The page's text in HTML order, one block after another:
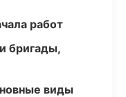
работ
бригады,
виды